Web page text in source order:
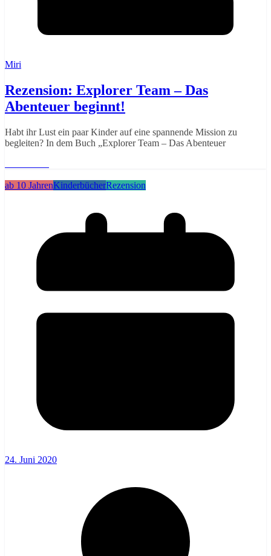
Miri
Rezension: Explorer Team – Das
Abenteuer beginnt!
Habt ihr Lust ein paar Kinder auf eine spannende Mission zu
begleiten? In dem Buch „Explorer Team – Das Abenteuer
ab 10 JahrenKinderbücherRezension
24. Juni 2020